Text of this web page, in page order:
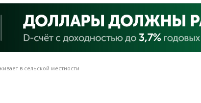
в сельской местности